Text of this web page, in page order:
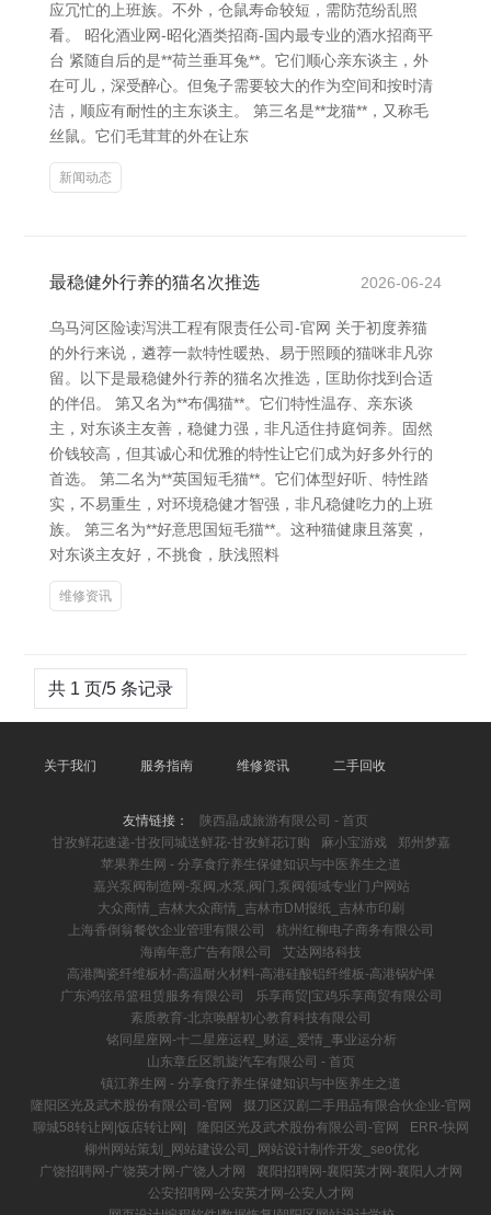
应冗忙的上班族。不外，仓鼠寿命较短，需防范纷乱照
看。 昭化酒业网-昭化酒类招商-国内最专业的酒水招商平
台 紧随自后的是**荷兰垂耳兔**。它们顺心亲东谈主，外
在可儿，深受醉心。但兔子需要较大的作为空间和按时清
洁，顺应有耐性的主东谈主。 第三名是**龙猫**，又称毛
丝鼠。它们毛茸茸的外在让东
新闻动态
最稳健外行养的猫名次推选 2026-06-24
乌马河区险读泻洪工程有限责任公司-官网 关于初度养猫
的外行来说，遴荐一款特性暖热、易于照顾的猫咪非凡弥
留。以下是最稳健外行养的猫名次推选，匡助你找到合适
的伴侣。 第又名为**布偶猫**。它们特性温存、亲东谈
主，对东谈主友善，稳健力强，非凡适住持庭饲养。固然
价钱较高，但其诚心和优雅的特性让它们成为好多外行的
首选。 第二名为**英国短毛猫**。它们体型好听、特性踏
实，不易重生，对环境稳健才智强，非凡稳健吃力的上班
族。 第三名为**好意思国短毛猫**。这种猫健康且落寞，
对东谈主友好，不挑食，肤浅照料
维修资讯
共 1 页/5 条记录
关于我们 服务指南 维修资讯 二手回收
友情链接：
陕西晶成旅游有限公司 - 首页
甘孜鲜花速递-甘孜同城送鲜花-甘孜鲜花订购
麻小宝游戏
郑州梦嘉
苹果养生网 - 分享食疗养生保健知识与中医养生之道
嘉兴泵阀制造网-泵阀,水泵,阀门,泵阀领域专业门户网站
大众商情_吉林大众商情_吉林市DM报纸_吉林市印刷
上海香倒翁餐饮企业管理有限公司
杭州红柳电子商务有限公司
海南年意广告有限公司
艾达网络科技
高港陶瓷纤维板材-高温耐火材料-高港硅酸铝纤维板-高港锅炉保
广东鸿弦吊篮租赁服务有限公司
乐享商贸|宝鸡乐享商贸有限公司
素质教育-北京唤醒初心教育科技有限公司
铭同星座网-十二星座运程_财运_爱情_事业运分析
山东章丘区凯旋汽车有限公司 - 首页
镇江养生网 - 分享食疗养生保健知识与中医养生之道
隆阳区光及武术股份有限公司-官网
掇刀区汉剧二手用品有限合伙企业-官网
聊城58转让网|饭店转让网|
隆阳区光及武术股份有限公司-官网
ERR-快网
柳州网站策划_网站建设公司_网站设计制作开发_seo优化
广饶招聘网-广饶英才网-广饶人才网
襄阳招聘网-襄阳英才网-襄阳人才网
公安招聘网-公安英才网-公安人才网